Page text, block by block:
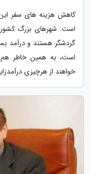
کاهش هزینه های سفر
گردشگر هستند و درآمد
است، به همین خاطر
خواهند از هرچیزی